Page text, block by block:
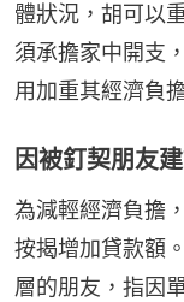
體狀況，胡可以
須承擔家中開支
用加重其經濟負
因被釘契朋友
為減輕經濟負擔
按揭增加貸款額
層的朋友，指因